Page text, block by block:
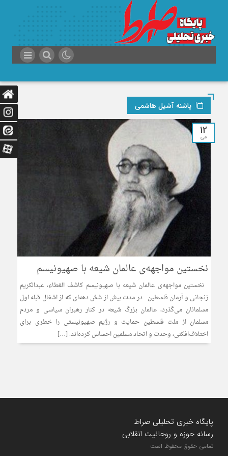
پاشنه آشیل هاشمی
12
می
نخستین مواجهه‌ی عالمان شیعه با صهیونیسم
نخستین مواجهه‌ی عالمان شیعه با صهیونیسم کاشف الغطاء، عبدالکریم
زنجانی و آرمان فلسطین در مدت بیش از شش دهه‌ای که از اشغال قبله اول
مسلمانان می‌‌گذرد، عالمان بزرگ شیعه در کنار رهبران سیاسی و مردم
مسلمان از ملت فلسطین حمایت و رژیم صهیونیستی را خطری برای
اختلاف‌‌افکنی، وحدت و اتحاد مسلمین احساس کرده‌‌اند. […]
پایگاه خبری تحلیلی صراط
رسانه حوزه و روحانیت انقلابی
تمامی حقوق محفوظ است